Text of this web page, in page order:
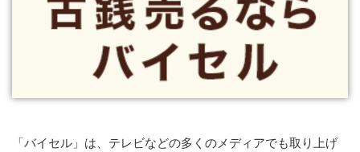
「バイセル」は、テレビなどの多くのメディアでも取り上げ